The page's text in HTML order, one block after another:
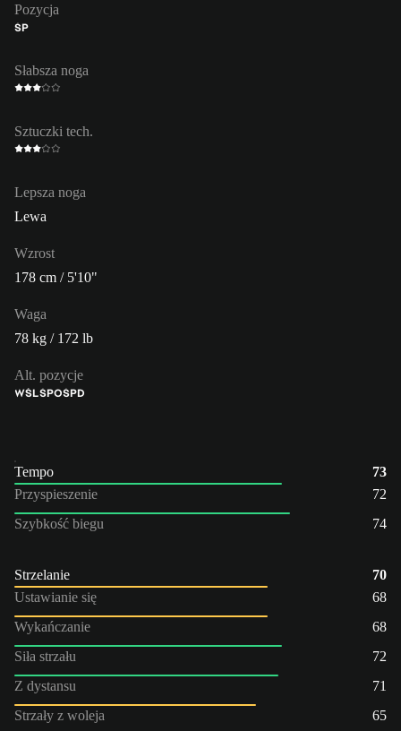
Pozycja
ŚP
Słabsza noga
Sztuczki tech.
Lepsza noga
Lewa
Wzrost
178 cm / 5'10"
Waga
78 kg / 172 lb
Alt. pozycje
WŚLŚPOŚPD
Tempo
73
Przyspieszenie
72
Szybkość biegu
74
Strzelanie
70
Ustawianie się
68
Wykańczanie
68
Siła strzału
72
Z dystansu
71
Strzały z woleja
65